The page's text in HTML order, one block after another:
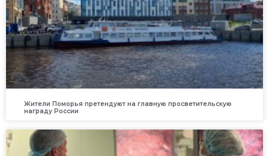
Жители Поморья претендуют на главную просветительскую
награду России